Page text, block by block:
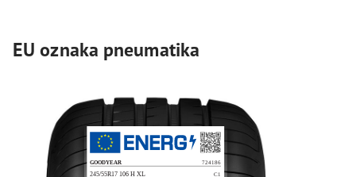
EU oznaka pneumatika